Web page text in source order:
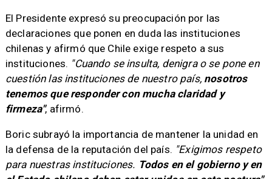
El Presidente expresó su preocupación por las
declaraciones que ponen en duda las instituciones
chilenas y afirmó que Chile exige respeto a sus
instituciones. "Cuando se insulta, denigra o se pone en
cuestión las instituciones de nuestro país,nosotros
tenemos que responder con mucha claridad y
firmeza", afirmó.
Boric subrayó la importancia de mantener la unidad en
la defensa de la reputación del país. "Exigimos respeto
para nuestras instituciones. Todos en el gobierno y en